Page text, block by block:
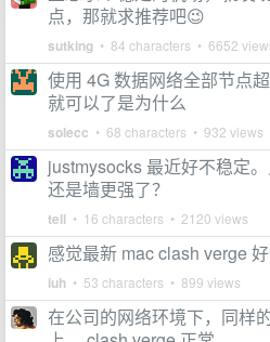
点，那就求推荐吧😉
sutking • 84 characters • 6652
使用 4G 数据网络全部节点
就可以了是为什么
solecc • 68 characters • 932 views
justmysocks 最近好不稳定。
还是墙更强了？
teli • 16 characters • 2120 views
感觉最新 mac clash verge
iuh • 53 characters • 899 views
在公司的网络环境下，同样